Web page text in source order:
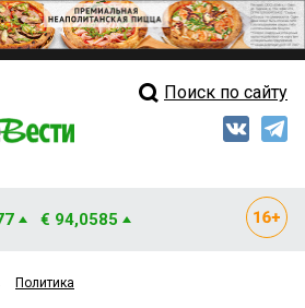
Свежий выпускПоиск по сайту
€ 94,0585
Политика